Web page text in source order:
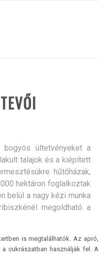
ültetvényeket a
talajok és a kiépített
hűtőházak,
hektáron foglalkoztak
belül a nagy kézi munka
megoldható a
is megtalálhatók. Az apró,
cukrászatban használják fel. A